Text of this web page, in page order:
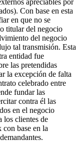
Con base en esta
en que no se
titular del negocio
del negocio
tal transmisión. Esta
entidad fue
las pretendidas
la excepción de falta
celebrado entre
fundar las
contra él las
en el negocio
los clientes de
base en la